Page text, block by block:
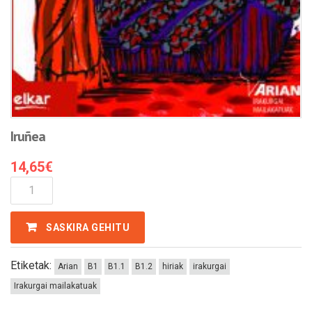
Iruñea
14,65€
Iruñea
Kantitatea
SASKIRA GEHITU
Etiketak: Arian B1 B1.1 B1.2 hiriak
irakurgai
Irakurgai mailakatuak